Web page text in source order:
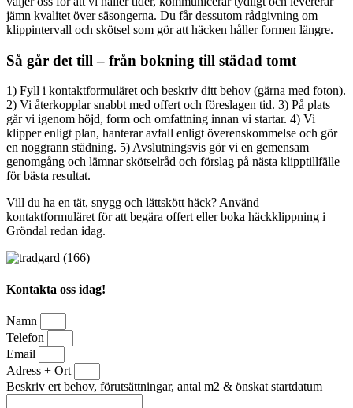
jämn kvalitet över säsongerna. Du får dessutom rådgivning om
klippintervall och skötsel som gör att häcken håller formen längre.
Så går det till – från bokning till städad tomt
1) Fyll i kontaktformuläret och beskriv ditt behov (gärna med foton).
2) Vi återkopplar snabbt med offert och föreslagen tid. 3) På plats
går vi igenom höjd, form och omfattning innan vi startar. 4) Vi
klipper enligt plan, hanterar avfall enligt överenskommelse och gör
en noggrann städning. 5) Avslutningsvis gör vi en gemensam
genomgång och lämnar skötselråd och förslag på nästa klipptillfälle
för bästa resultat.
Vill du ha en tät, snygg och lättskött häck? Använd
kontaktformuläret för att begära offert eller boka häckklippning i
Gröndal redan idag.
Kontakta oss idag!
Namn
Telefon
Email
Adress + Ort
Beskriv ert behov, förutsättningar, antal m2 & önskat startdatum